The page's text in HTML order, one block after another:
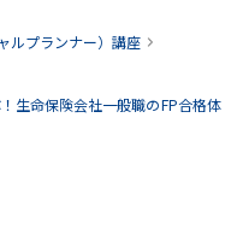
ルプランナー）講座
生命保険会社一般職のFP合格体